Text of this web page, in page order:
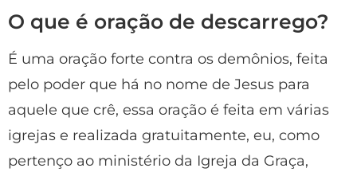
O que é oração de descarrego?
É uma oração forte contra os demônios, feita
pelo poder que há no nome de Jesus para
aquele que crê, essa oração é feita em várias
igrejas e realizada gratuitamente, eu, como
pertenço ao ministério da Igreja da Graça,